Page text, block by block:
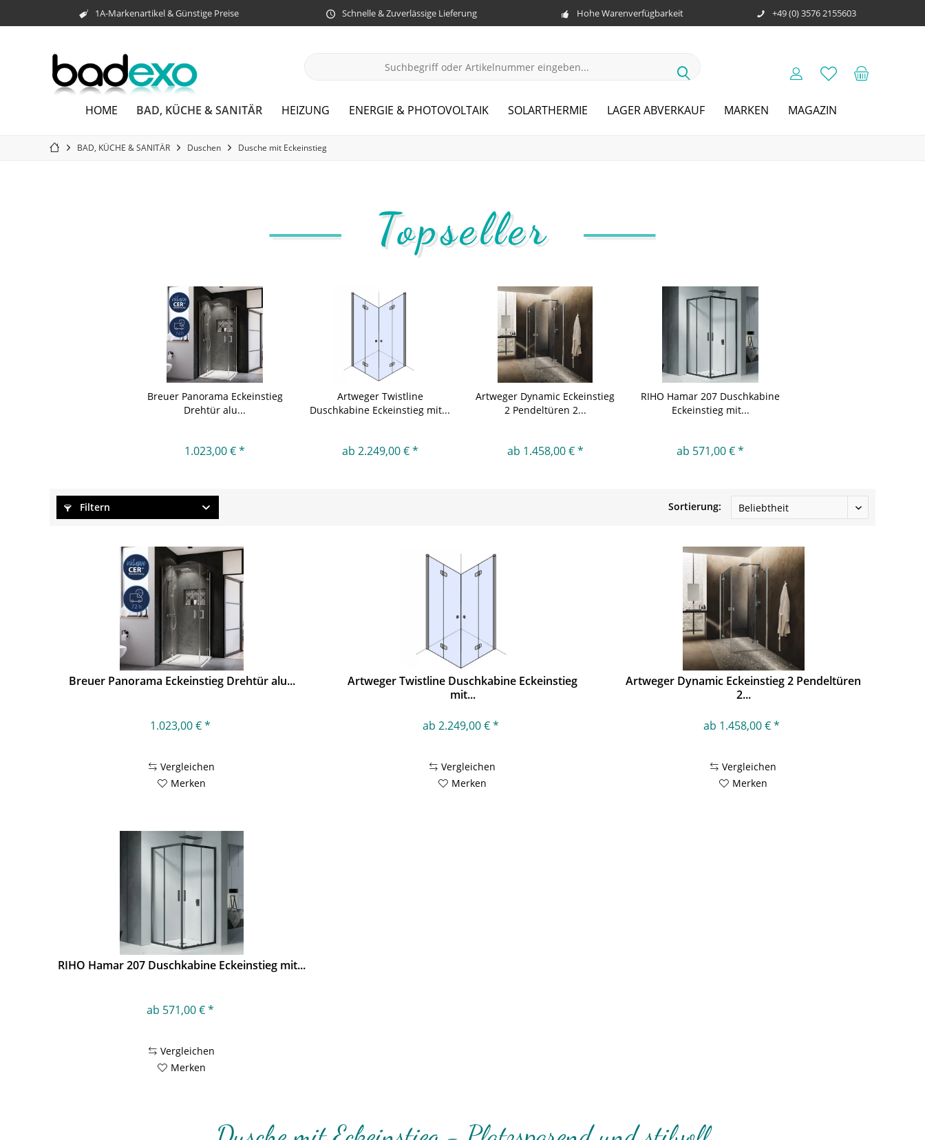
1A-Markenartikel & Günstige Preise Schnelle & Zuverlässige Lieferung Hohe Warenverfügbarkeit +49 (0) 3576 2155603
HOME BAD, KÜCHE & SANITÄR HEIZUNG ENERGIE & PHOTOVOLTAIK SOLARTHERMIE LAGER ABVERKAUF MARKEN MAGAZIN
BAD, KÜCHE & SANITÄR Duschen Dusche mit Eckeinstieg
Topseller
Breuer Panorama Eckeinstieg
Drehtür alu...
1.023,00 € *
Artweger Twistline
Duschkabine Eckeinstieg mit...
ab 2.249,00 € *
Artweger Dynamic Eckeinstieg
2 Pendeltüren 2...
ab 1.458,00 € *
RIHO Hamar 207 Duschkabine
Eckeinstieg mit...
ab 571,00 € *
Filtern Sortierung:
Breuer Panorama Eckeinstieg Drehtür alu...
1.023,00 € *
Vergleichen
Merken
Artweger Twistline Duschkabine Eckeinstieg
mit...
ab 2.249,00 € *
Vergleichen
Merken
Artweger Dynamic Eckeinstieg 2 Pendeltüren
2...
ab 1.458,00 € *
Vergleichen
Merken
RIHO Hamar 207 Duschkabine Eckeinstieg mit...
ab 571,00 € *
Vergleichen
Merken